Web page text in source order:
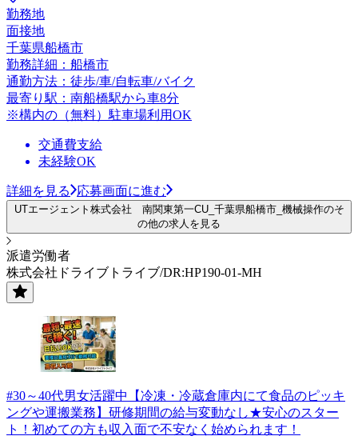
勤務地
面接地
千葉県船橋市
勤務詳細：船橋市
通勤方法：徒歩/車/自転車/バイク
最寄り駅：南船橋駅から車8分
※構内の（無料）駐車場利用OK
交通費支給
未経験OK
詳細を見る 応募画面に進む
UTエージェント株式会社 南関東第一CU_千葉県船橋市_機械操作のそ
の他の求人を見る
派遣労働者
株式会社ドライブトライブ/DR:HP190-01-MH
#30～40代男女活躍中【冷凍・冷蔵倉庫内にて食品のピッキ
ングや運搬業務】研修期間の給与変動なし★安心のスター
ト！初めての方も収入面で不安なく始められます！